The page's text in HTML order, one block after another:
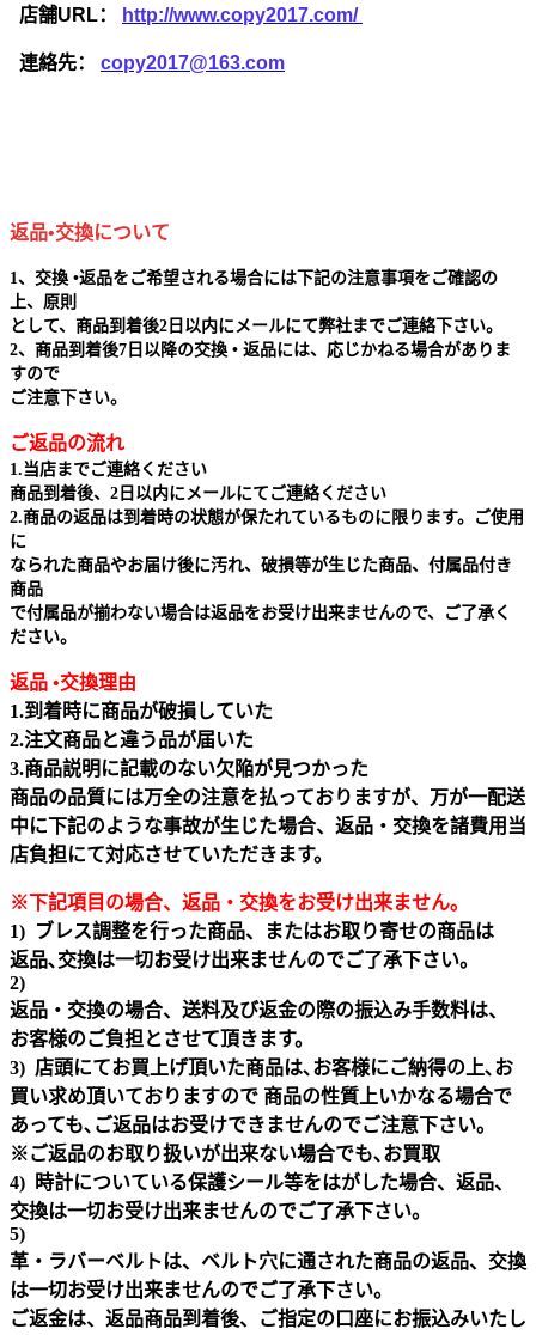
店舗URL： http://www.copy2017.com/
連絡先： copy2017@163.com
返品•交換について
1、交換 •返品をご希望される場合には下記の注意事項をご確認の
上、原則
として、商品到着後2日以内にメールにて弊社までご連絡下さい。
2、商品到着後7日以降の交換 • 返品には、応じかねる場合がありま
すので
ご注意下さい。
ご返品の流れ
1.当店までご連絡ください
商品到着後、2日以内にメールにてご連絡ください
2.商品の返品は到着時の状態が保たれているものに限ります。ご使用
に
なられた商品やお届け後に汚れ、破損等が生じた商品、付属品付き
商品
で付属品が揃わない場合は返品をお受け出来ませんので、ご了承く
ださい。
返品 •交換理由
1.到着時に商品が破損していた
2.注文商品と違う品が届いた
3.商品説明に記載のない欠陥が見つかった
商品の品質には万全の注意を払っておりますが、万が一配送
中に下記のような事故が生じた場合、返品・交換を諸費用当
店負担にて対応させていただきます。
※下記項目の場合、返品・交換をお受け出来ません｡
1) ブレス調整を行った商品、またはお取り寄せの商品は
返品､交換は一切お受け出来ませんのでご了承下さい。
2)
返品・交換の場合、送料及び返金の際の振込み手数料は、
お客様のご負担とさせて頂きます。
3) 店頭にてお買上げ頂いた商品は､お客様にご納得の上､お
買い求め頂いておりますので 商品の性質上いかなる場合で
あっても､ご返品はお受けできませんのでご注意下さい｡
※ご返品のお取り扱いが出来ない場合でも､お買取
4) 時計についている保護シール等をはがした場合、返品、
交換は一切お受け出来ませんのでご了承下さい。
5)
革・ラバーベルトは、ベルト穴に通された商品の返品、交換
は一切お受け出来ませんのでご了承下さい。
ご返金は、返品商品到着後、ご指定の口座にお振込みいたし